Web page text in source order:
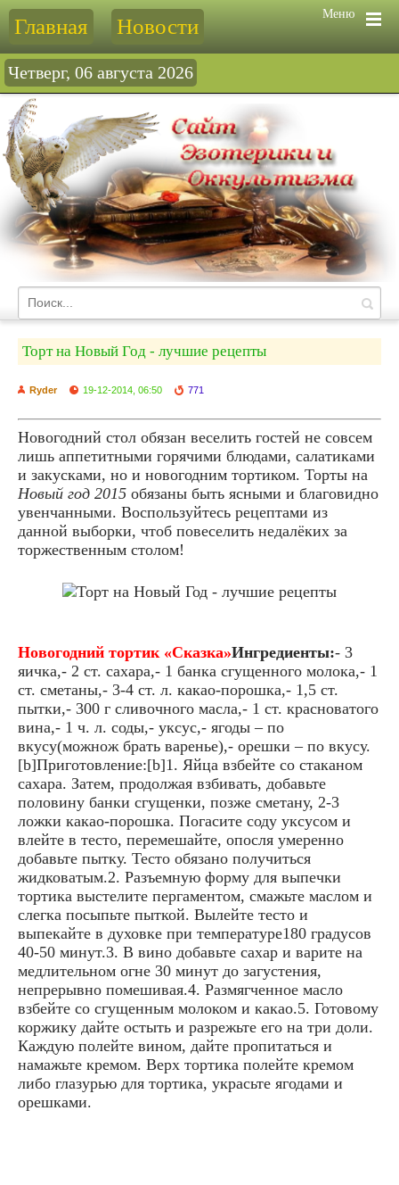
Меню
Главная Новости
Четверг, 06 августа 2026
Торт на Новый Год - лучшие рецепты
Ryder 19-12-2014, 06:50 771
Новогодний стол обязан веселить гостей не совсем
лишь аппетитными горячими блюдами, салатиками
и закусками, но и новогодним тортиком. Торты на
Новый год 2015 обязаны быть ясными и благовидно
увенчанными. Воспользуйтесь рецептами из
данной выборки, чтоб повеселить недалёких за
торжественным столом!
Новогодний тортик «Сказка»Ингредиенты:- 3
яичка,- 2 ст. сахара,- 1 банка сгущенного молока,- 1
ст. сметаны,- 3-4 ст. л. какао-порошка,- 1,5 ст.
пытки,- 300 г сливочного масла,- 1 ст. красноватого
вина,- 1 ч. л. соды,- уксус,- ягоды – по
вкусу(можнож брать варенье),- орешки – по вкусу.
[b]Приготовление:[b]1. Яйца взбейте со стаканом
сахара. Затем, продолжая взбивать, добавьте
половину банки сгущенки, позже сметану, 2-3
ложки какао-порошка. Погасите соду уксусом и
влейте в тесто, перемешайте, опосля умеренно
добавьте пытку. Тесто обязано получиться
жидковатым.2. Разъемную форму для выпечки
тортика выстелите пергаментом, смажьте маслом и
слегка посыпьте пыткой. Вылейте тесто и
выпекайте в духовке при температуре180 градусов
40-50 минут.3. В вино добавьте сахар и варите на
медлительном огне 30 минут до загустения,
непрерывно помешивая.4. Размягченное масло
взбейте со сгущенным молоком и какао.5. Готовому
коржику дайте остыть и разрежьте его на три доли.
Каждую полейте вином, дайте пропитаться и
намажьте кремом. Верх тортика полейте кремом
либо глазурью для тортика, украсьте ягодами и
орешками.